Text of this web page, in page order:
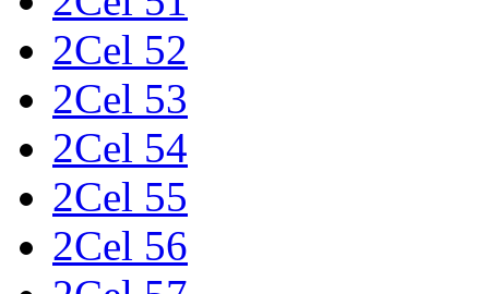
2Cel 52
2Cel 53
2Cel 54
2Cel 55
2Cel 56